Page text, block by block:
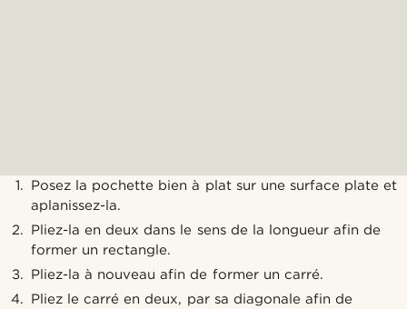
Posez la pochette bien à plat sur une surface plate et
aplanissez-la.
Pliez-la en deux dans le sens de la longueur afin de
former un rectangle.
Pliez-la à nouveau afin de former un carré.
Pliez le carré en deux, par sa diagonale afin de